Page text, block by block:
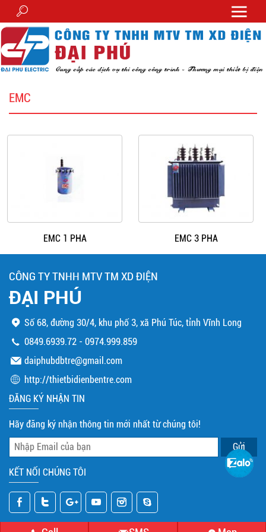
EMC
EMC 1 PHA EMC 3 PHA
CÔNG TY TNHH MTV TM XD ĐIỆN
ĐẠI PHÚ
Số 68, đường 30/4, khu phố 3, xã Phú Túc, tỉnh Vĩnh Long
0849.6939.72 -0974.999.859
daiphubdbtre@gmail.com
http://thietbidienbentre.com
ĐĂNG KÝ NHẬN TIN
Hãy đăng ký nhận thông tin mới nhất từ chúng tôi!
KẾT NỐI CHÚNG TÔI